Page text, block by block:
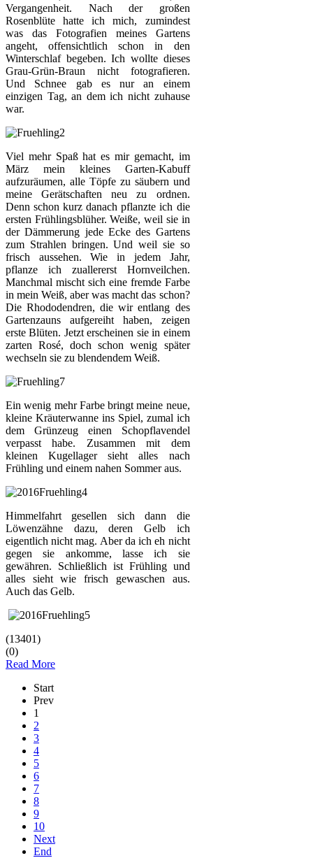
Vergangenheit. Nach der großen
Rosenblüte hatte ich mich, zumindest
was das Fotografien meines Gartens
angeht, offensichtlich schon in den
Winterschlaf begeben. Ich wollte dieses
Grau-Grün-Braun nicht fotografieren.
Und Schnee gab es nur an einem
einzigen Tag, an dem ich nicht zuhause
war.
Viel mehr Spaß hat es mir gemacht, im
März mein kleines Garten-Kabuff
aufzuräumen, alle Töpfe zu säubern und
meine Gerätschaften neu zu ordnen.
Denn schon kurz danach pflanzte ich die
ersten Frühlingsblüher. Weiße, weil sie in
der Dämmerung jede Ecke des Gartens
zum Strahlen bringen. Und weil sie so
frisch aussehen. Wie in jedem Jahr,
pflanze ich zuallererst Hornveilchen.
Manchmal mischt sich eine fremde Farbe
in mein Weiß, aber was macht das schon?
Die Rhododendren, die wir entlang des
Gartenzauns aufgereiht haben, zeigen
erste Blüten. Jetzt erscheinen sie in einem
zarten Rosé, doch schon wenig später
wechseln sie zu blendendem Weiß.
Ein wenig mehr Farbe bringt meine neue,
kleine Kräuterwanne ins Spiel, zumal ich
dem Grünzeug einen Schopflavendel
verpasst habe. Zusammen mit dem
kleinen Kugellager sieht alles nach
Frühling und einem nahen Sommer aus.
Himmelfahrt gesellen sich dann die
Löwenzähne dazu, deren Gelb ich
eigentlich nicht mag. Aber da ich eh nicht
gegen sie ankomme, lasse ich sie
gewähren. Schließlich ist Frühling und
alles sieht wie frisch gewaschen aus.
Auch das Gelb.
(13401)
(0)
Read More
Start
Prev
1
2
3
4
5
6
7
8
9
10
Next
End